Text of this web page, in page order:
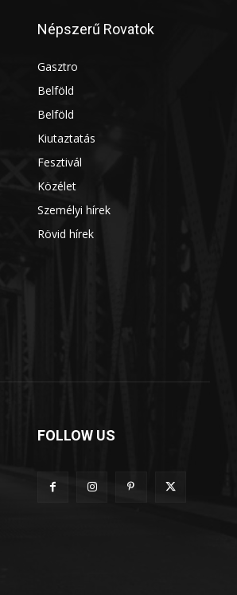
Népszerű Rovatok
Gasztro
Belföld
Belföld
Kiutaztatás
Fesztivál
Közélet
Személyi hírek
Rövid hírek
FOLLOW US